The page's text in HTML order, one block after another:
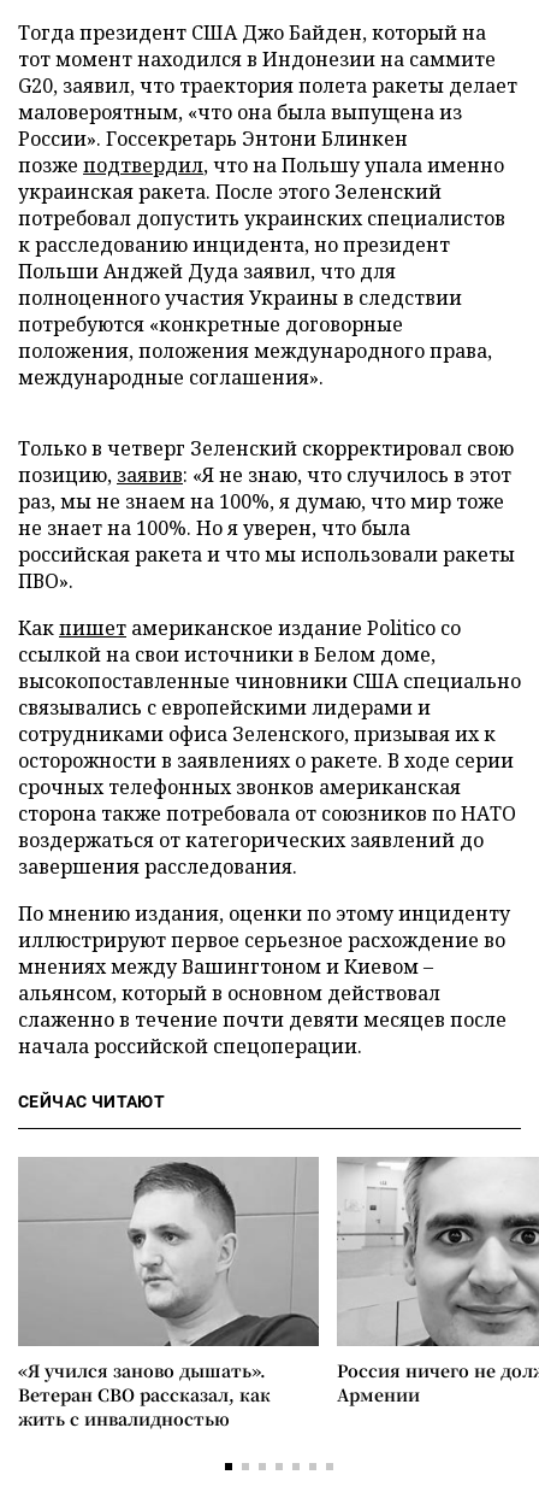
Тогда президент США Джо Байден, который на
тот момент находился в Индонезии на саммите
G20, заявил, что траектория полета ракеты делает
маловероятным, «что она была выпущена из
России». Госсекретарь Энтони Блинкен
позже подтвердил, что на Польшу упала именно
украинская ракета. После этого Зеленский
потребовал допустить украинских специалистов
к расследованию инцидента, но президент
Польши Анджей Дуда заявил, что для
полноценного участия Украины в следствии
потребуются «конкретные договорные
положения, положения международного права,
международные соглашения».
Только в четверг Зеленский скорректировал свою
позицию, заявив: «Я не знаю, что случилось в этот
раз, мы не знаем на 100%, я думаю, что мир тоже
не знает на 100%. Но я уверен, что была
российская ракета и что мы использовали ракеты
ПВО».
Какпишет американское издание Politico со
ссылкой на свои источники в Белом доме,
высокопоставленные чиновники США специально
связывались с европейскими лидерами и
сотрудниками офиса Зеленского, призывая их к
осторожности в заявлениях о ракете. В ходе серии
срочных телефонных звонков американская
сторона также потребовала от союзников по НАТО
воздержаться от категорических заявлений до
завершения расследования.
По мнению издания, оценки по этому инциденту
иллюстрируют первое серьезное расхождение во
мнениях между Вашингтоном и Киевом –
альянсом, который в основном действовал
слаженно в течение почти девяти месяцев после
начала российской спецоперации.
СЕЙЧАС ЧИТАЮТ
«Я учился заново дышать».
Ветеран СВО рассказал, как
жить с инвалидностью
Россия ничего не
Армении